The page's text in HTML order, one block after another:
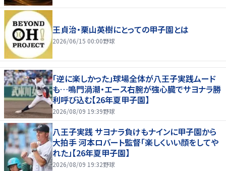
王貞治・栗山英樹にとっての甲子園とは
2026/06/15 00:00野球
「逆に楽しかった」球場全体が八王子実践ムード
も…鳴門渦潮・エース右腕が強心臓でサヨナラ勝
利呼び込む【26年夏甲子園】
2026/08/09 19:39野球
八王子実践 サヨナラ負けもナインに甲子園から
大拍手 河本ロバート監督「楽しくいい顔をしてや
れた」【26年夏甲子園】
2026/08/09 19:32野球